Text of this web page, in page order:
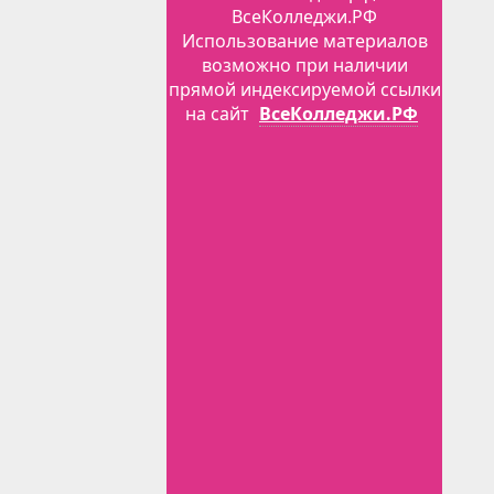
ВсеКолледжи.РФ
Использование материалов
возможно при наличии
прямой индексируемой ссылки
на сайт ВсеКолледжи.РФ